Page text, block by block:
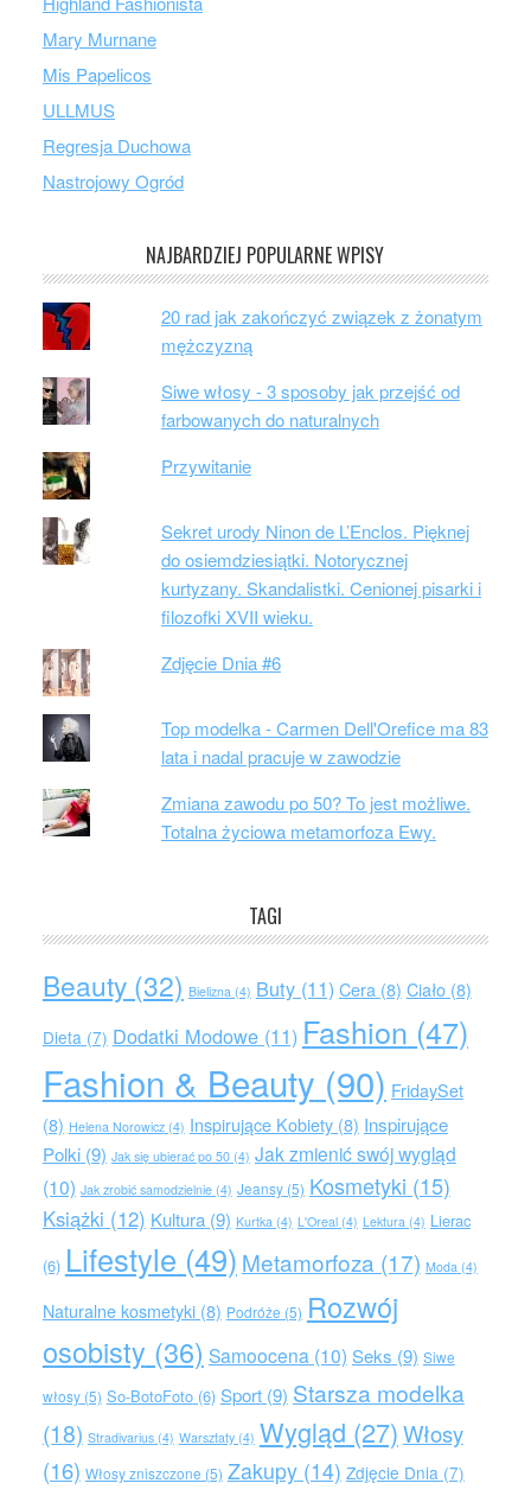
Mary Murnane
Mis Papelicos
ULLMUS
Regresja Duchowa
Nastrojowy Ogród
NAJBARDZIEJ POPULARNE WPISY
20 rad jak zakończyć związek z żonatym
mężczyzną
Siwe włosy - 3 sposoby jak przejść od
farbowanych do naturalnych
Przywitanie
Sekret urody Ninon de L’Enclos. Pięknej
do osiemdziesiątki. Notorycznej
kurtyzany. Skandalistki. Cenionej pisarki i
filozofki XVII wieku.
Zdjęcie Dnia #6
Top modelka - Carmen Dell'Orefice ma 83
lata i nadal pracuje w zawodzie
Zmiana zawodu po 50? To jest możliwe.
Totalna życiowa metamorfoza Ewy.
TAGI
Beauty(32) Bielizna (4) Buty(11) Cera (8) Ciało(8)
Dieta (7) Dodatki Modowe(11) Fashion (47)
Fashion & Beauty (90) FridaySet
(8) Helena Norowicz(4) Inspirujące Kobiety(8) Inspirujące
Polki(9) Jak się ubierać po 50(4) Jak zmienić swój wygląd
(10) Jak zrobić samodzielnie(4) Jeansy(5) Kosmetyki (15)
Książki (12) Kultura(9) Kurtka (4) L'Oreal(4) Lektura (4) Lierac
(6) Lifestyle (49) Metamorfoza (17) Moda (4)
Naturalne kosmetyki(8) Podróże (5) Rozwój
osobisty (36) Samoocena (10) Seks (9) Siwe
włosy(5) So-BotoFoto(6) Sport(9) Starsza modelka
(18) Stradivarius(4) Warsztaty(4) Wygląd (27)Włosy
(16) Włosy zniszczone (5) Zakupy(14) Zdjęcie Dnia (7)